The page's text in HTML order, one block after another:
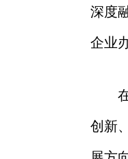
深度
企业
创新